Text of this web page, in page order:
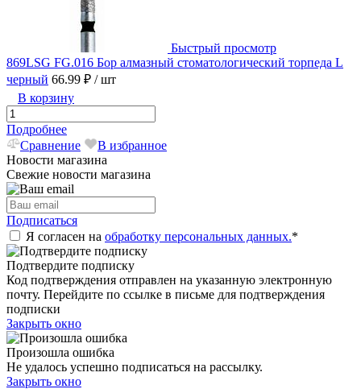
Быстрый просмотр
869LSG FG.016 Бор алмазный стоматологический торпеда L
черный 66.99 ₽ / шт
В корзину
Подробнее
Сравнение
В избранное
Новости магазина
Свежие новости магазина
Подписаться
Я согласен на обработку персональных данных.*
Подтвердите подписку
Код подтверждения отправлен на указанную электронную
почту. Перейдите по ссылке в письме для подтверждения
подписки
Закрыть окно
Произошла ошибка
Не удалось успешно подписаться на рассылку.
Закрыть окно